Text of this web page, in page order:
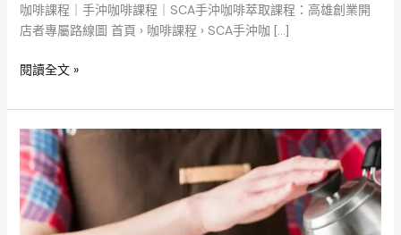
咖啡課程｜手沖咖啡課程｜SCA手沖咖啡萃取課程：高雄創業開
店者專屬路線圖 首頁 › 咖啡課程 › SCA手沖咖 […]
課
程：
雄
開
店
者
專
屬
閱讀全文 »
咖
啡
課
程
｜